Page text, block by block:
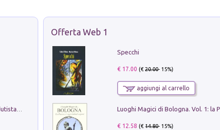
Pietro Bellotti Detto Canaletty. Un Vedutista Veneziano nella Francia dell'Ancien Régime
Offerta Web 1
Specchi
€ 17.00 (€20.00- 15%)
aggiungi al carrello
€ 12.58 (€14.80- 15%)